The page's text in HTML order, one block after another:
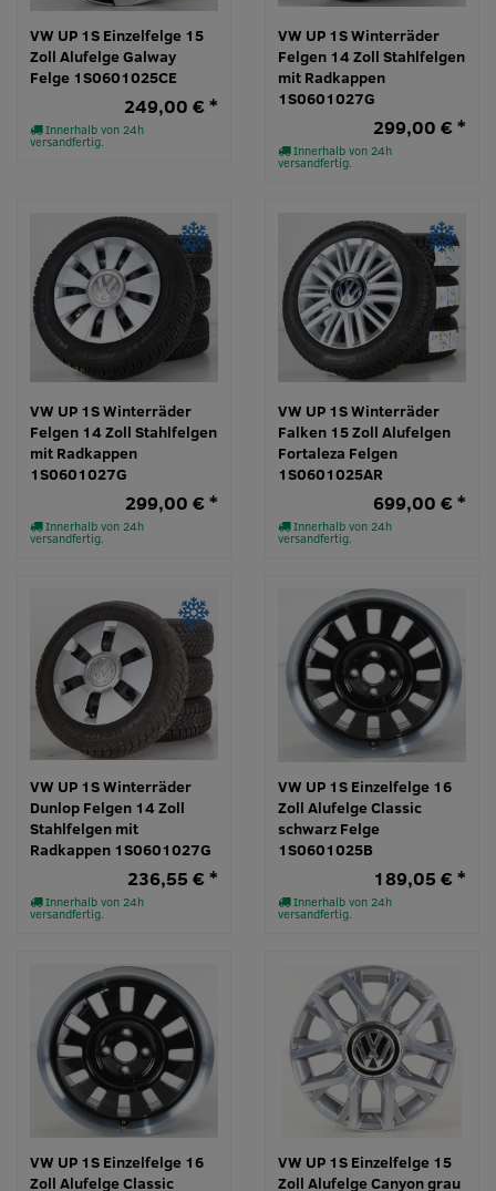
VW UP 1S Einzelfelge 15
Zoll Alufelge Galway
Felge 1S0601025CE
Innerhalb von 24h
versandfertig.
249,00 € *
VW UP 1S Winterräder
Felgen 14 Zoll Stahlfelgen
mit Radkappen
1S0601027G
Innerhalb von 24h
versandfertig.
299,00 € *
VW UP 1S Winterräder
Felgen 14 Zoll Stahlfelgen
mit Radkappen
1S0601027G
Innerhalb von 24h
versandfertig.
299,00 € *
VW UP 1S Winterräder
Falken 15 Zoll Alufelgen
Fortaleza Felgen
1S0601025AR
Innerhalb von 24h
versandfertig.
699,00 € *
VW UP 1S Winterräder
Dunlop Felgen 14 Zoll
Stahlfelgen mit
Radkappen 1S0601027G
Innerhalb von 24h
versandfertig.
236,55 € *
VW UP 1S Einzelfelge 16
Zoll Alufelge Classic
schwarz Felge
1S0601025B
Innerhalb von 24h
versandfertig.
189,05 € *
VW UP 1S Einzelfelge 16
Zoll Alufelge Classic
VW UP 1S Einzelfelge 15
Zoll Alufelge Canyon grau